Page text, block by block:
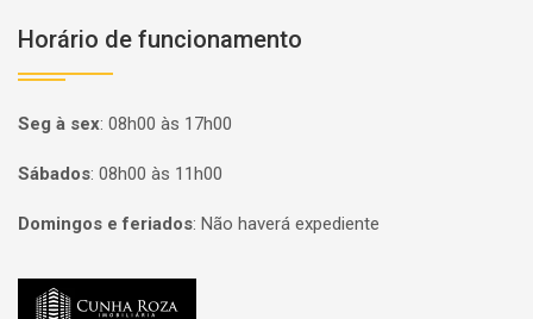
Horário de funcionamento
Seg à sex: 08h00 às 17h00
Sábados: 08h00 às 11h00
Domingos e feriados: Não haverá expediente
Página inicial